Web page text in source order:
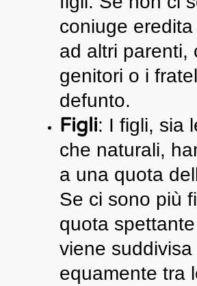
coniuge
ad altri parenti,
genitori o i
defunto.
Figli: I figli, sia
che naturali,
a una quota
Se ci sono più
quota
viene suddivisa
equamente tra